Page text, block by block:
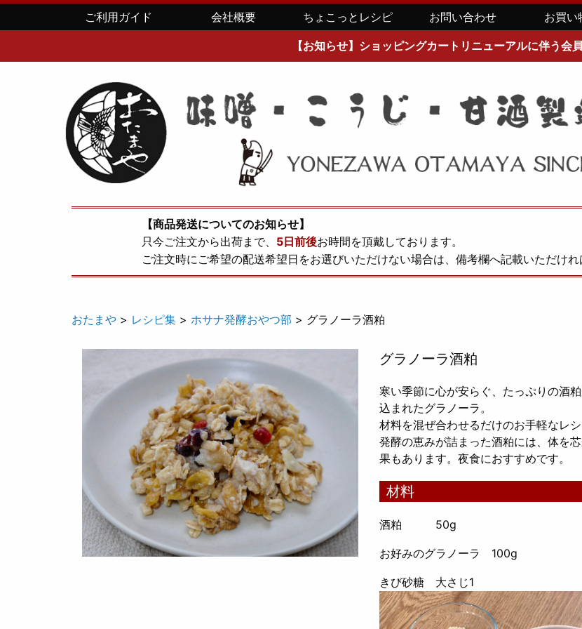
ご利用ガイド 会社概要 ちょこっとレシピ お問い合わせ お買い
【お知らせ】ショッピングカートリニューアルに伴う会
【商品発送についてのお知らせ】
只今ご注文から出荷まで、 5日前後お時間を頂戴しております。
ご注文時にご希望の配送希望日をお選びいただけない場合は、備考欄へ記載いただけれ
おたまや > レシピ集 > ホサナ発酵おやつ部 > グラノーラ酒粕
グラノーラ酒粕
寒い季節に心が安らぐ、たっぷりの酒
込まれたグラノーラ。
材料を混ぜ合わせるだけのお手軽なレシ
発酵の恵みが詰まった酒粕には、体を
果もあります。夜食におすすめです。
材料
酒粕 50g
お好みのグラノーラ 100g
きび砂糖 大さじ1